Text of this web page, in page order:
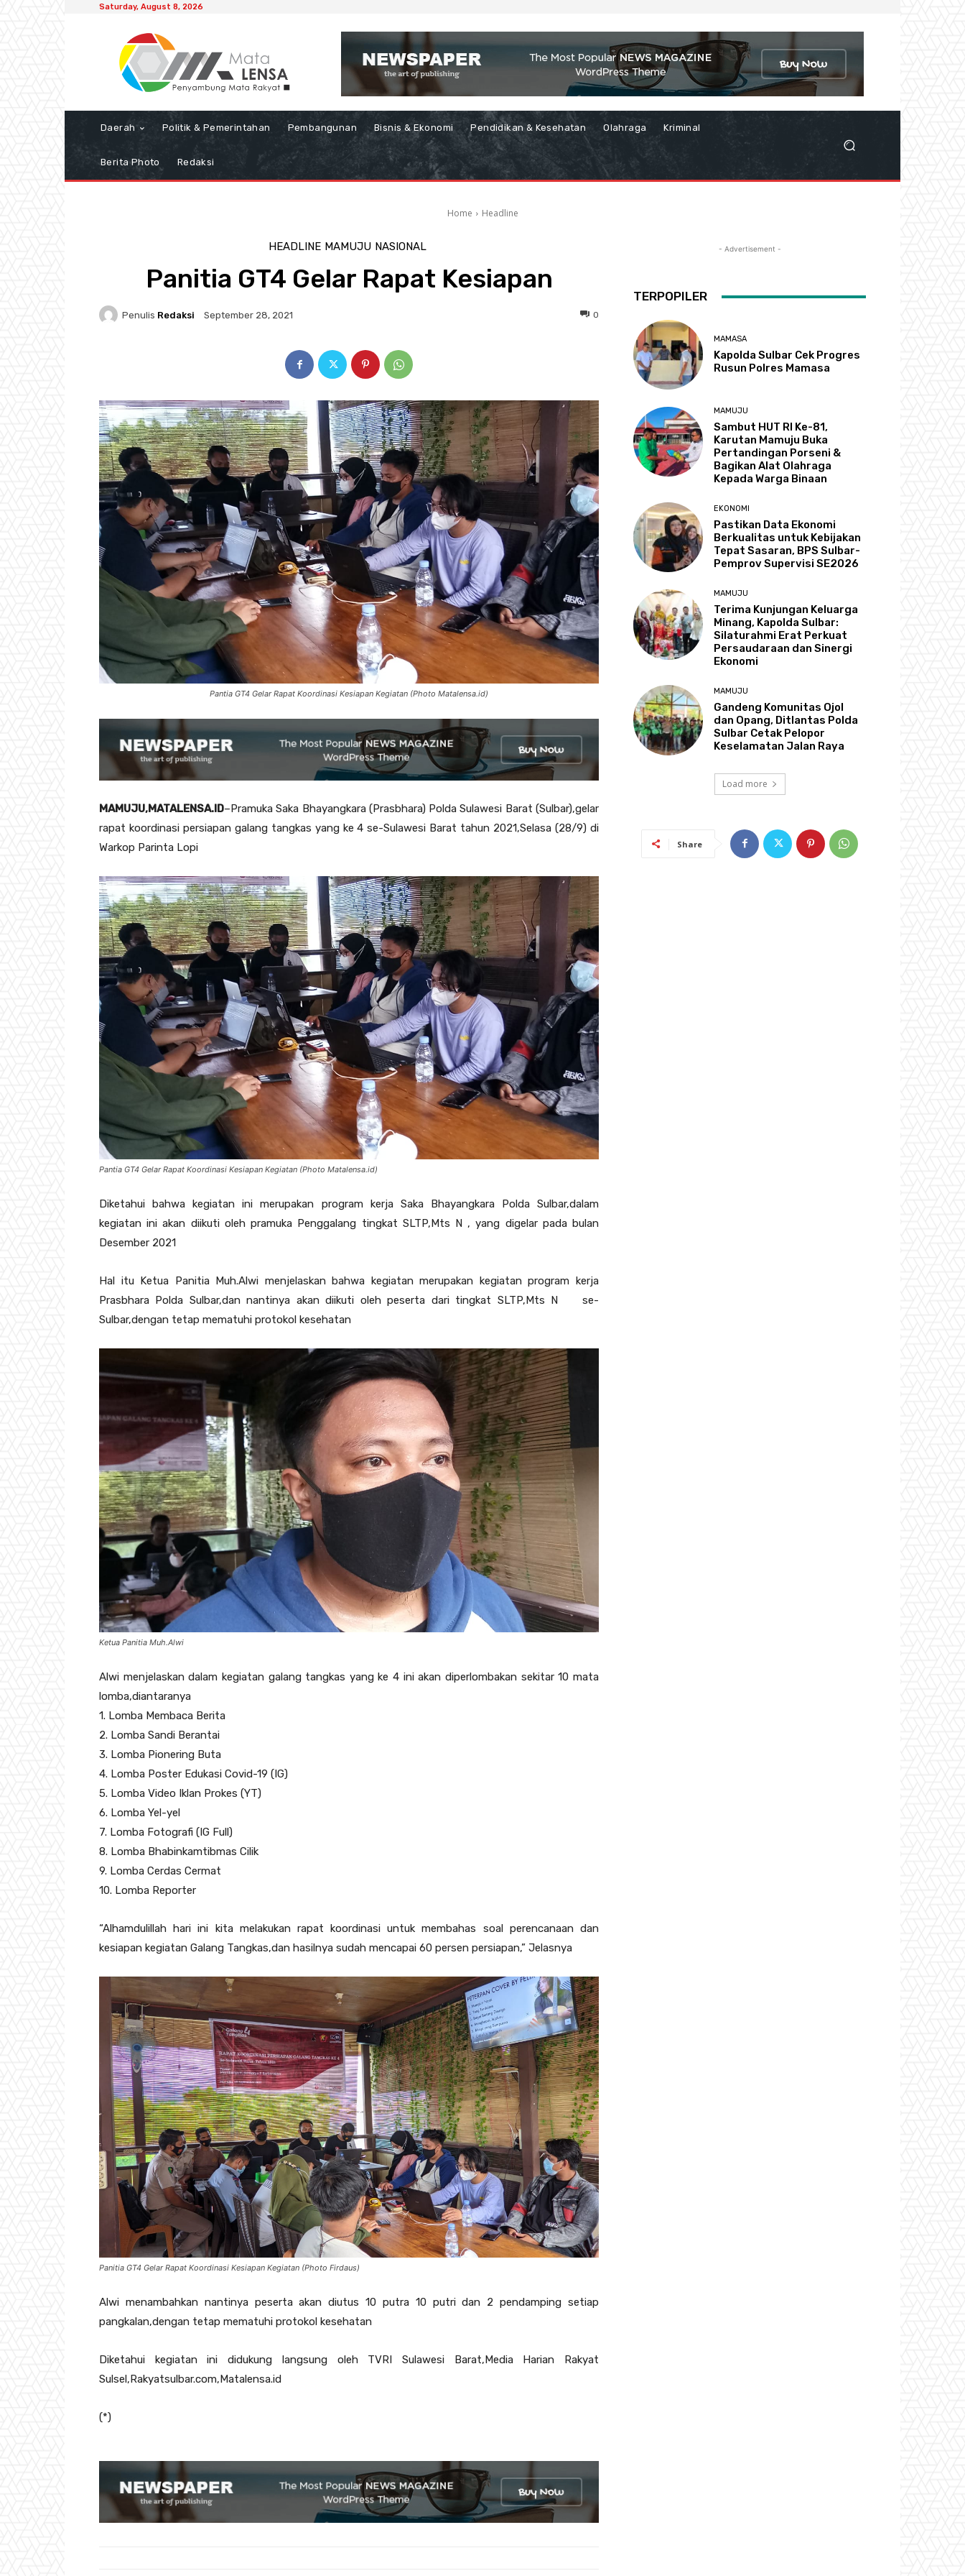
Saturday, August 8, 2026
Daerah Politik & Pemerintahan Pembangunan Bisnis & Ekonomi Pendidikan & Kesehatan Olahraga Kriminal
Berita Photo Redaksi
Home Headline
HEADLINE MAMUJU NASIONAL
Panitia GT4 Gelar Rapat Kesiapan
Penulis Redaksi September 28, 2021 0
Pantia GT4 Gelar Rapat Koordinasi Kesiapan Kegiatan (Photo Matalensa.id)
MAMUJU,MATALENSA.ID–Pramuka Saka Bhayangkara (Prasbhara) Polda Sulawesi Barat (Sulbar),gelar
rapat koordinasi persiapan galang tangkas yang ke 4 se-Sulawesi Barat tahun 2021,Selasa (28/9) di
Warkop Parinta Lopi
Pantia GT4 Gelar Rapat Koordinasi Kesiapan Kegiatan (Photo Matalensa.id)
Diketahui bahwa kegiatan ini merupakan program kerja Saka Bhayangkara Polda Sulbar,dalam
kegiatan ini akan diikuti oleh pramuka Penggalang tingkat SLTP,Mts N , yang digelar pada bulan
Desember 2021
Hal itu Ketua Panitia Muh.Alwi menjelaskan bahwa kegiatan merupakan kegiatan program kerja
Prasbhara Polda Sulbar,dan nantinya akan diikuti oleh peserta dari tingkat SLTP,Mts N se-
Sulbar,dengan tetap mematuhi protokol kesehatan
Ketua Panitia Muh.Alwi
Alwi menjelaskan dalam kegiatan galang tangkas yang ke 4 ini akan diperlombakan sekitar 10 mata
lomba,diantaranya
1. Lomba Membaca Berita
2. Lomba Sandi Berantai
3. Lomba Pionering Buta
4. Lomba Poster Edukasi Covid-19 (IG)
5. Lomba Video Iklan Prokes (YT)
6. Lomba Yel-yel
7. Lomba Fotografi (IG Full)
8. Lomba Bhabinkamtibmas Cilik
9. Lomba Cerdas Cermat
10. Lomba Reporter
“Alhamdulillah hari ini kita melakukan rapat koordinasi untuk membahas soal perencanaan dan
kesiapan kegiatan Galang Tangkas,dan hasilnya sudah mencapai 60 persen persiapan,” Jelasnya
Panitia GT4 Gelar Rapat Koordinasi Kesiapan Kegiatan (Photo Firdaus)
Alwi menambahkan nantinya peserta akan diutus 10 putra 10 putri dan 2 pendamping setiap
pangkalan,dengan tetap mematuhi protokol kesehatan
Diketahui kegiatan ini didukung langsung oleh TVRI Sulawesi Barat,Media Harian Rakyat
Sulsel,Rakyatsulbar.com,Matalensa.id
(*)
- Advertisement -
TERPOPILER
MAMASA
Kapolda Sulbar Cek Progres
Rusun Polres Mamasa
MAMUJU
Sambut HUT RI Ke-81,
Karutan Mamuju Buka
Pertandingan Porseni &
Bagikan Alat Olahraga
Kepada Warga Binaan
EKONOMI
Pastikan Data Ekonomi
Berkualitas untuk Kebijakan
Tepat Sasaran, BPS Sulbar-
Pemprov Supervisi SE2026
MAMUJU
Terima Kunjungan Keluarga
Minang, Kapolda Sulbar:
Silaturahmi Erat Perkuat
Persaudaraan dan Sinergi
Ekonomi
MAMUJU
Gandeng Komunitas Ojol
dan Opang, Ditlantas Polda
Sulbar Cetak Pelopor
Keselamatan Jalan Raya
Load more
Share